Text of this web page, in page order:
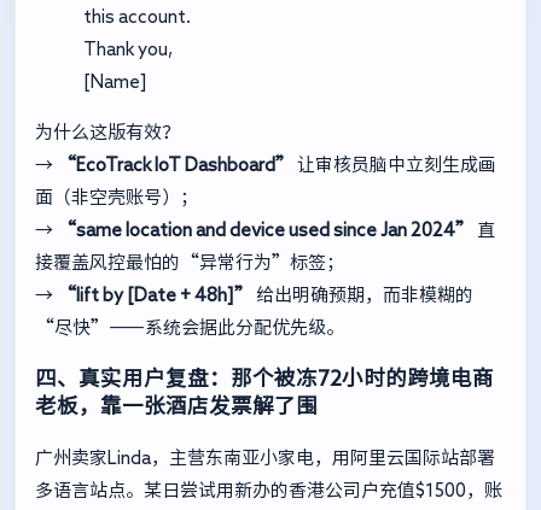
this account.
Thank you,
[Name]
为什么这版有效？
→
“EcoTrack IoT Dashboard”
让审核员脑中立刻生成画
面（非空壳账号）；
→
“same location and device used since Jan 2024”
直
接覆盖风控最怕的“异常行为”标签；
→
“lift by [Date + 48h]”
给出明确预期，而非模糊的
“尽快”——系统会据此分配优先级。
四、真实用户复盘：那个被冻72小时的跨境电商
老板，靠一张酒店发票解了围
广州卖家Linda，主营东南亚小家电，用阿里云国际站部署
多语言站点。某日尝试用新办的香港公司户充值$1500，账